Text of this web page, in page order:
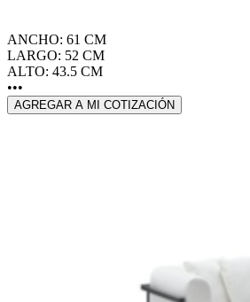
ANCHO: 61 CM
LARGO: 52 CM
ALTO: 43.5 CM
•••
AGREGAR A MI COTIZACIÓN